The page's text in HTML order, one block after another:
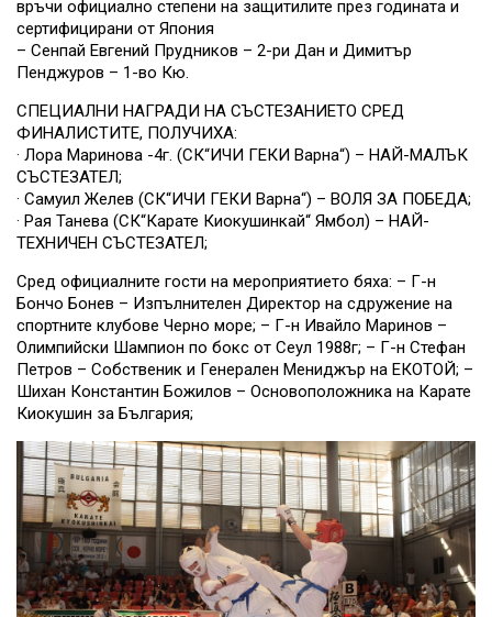
връчи официално степени на защитилите през годината и
сертифицирани от Япония
– Сенпай Евгений Прудников – 2-ри Дан и Димитър
Пенджуров – 1-во Кю.
СПЕЦИАЛНИ НАГРАДИ НА СЪСТЕЗАНИЕТО СРЕД
ФИНАЛИСТИТЕ, ПОЛУЧИХА:
· Лора Маринова -4г. (СК“ИЧИ ГЕКИ Варна“) – НАЙ-МАЛЪК
СЪСТЕЗАТЕЛ;
· Самуил Желев (СК“ИЧИ ГЕКИ Варна“) – ВОЛЯ ЗА ПОБЕДА;
· Рая Танева (СК“Карате Киокушинкай“ Ямбол) – НАЙ-
ТЕХНИЧЕН СЪСТЕЗАТЕЛ;
Сред официалните гости на мероприятието бяха: – Г-н
Бончо Бонев – Изпълнителен Директор на сдружение на
спортните клубове Черно море; – Г-н Ивайло Маринов –
Олимпийски Шампион по бокс от Сеул 1988г; – Г-н Стефан
Петров – Собственик и Генерален Мениджър на ЕКОТОЙ; –
Шихан Константин Божилов – Основоположника на Карате
Киокушин за България;